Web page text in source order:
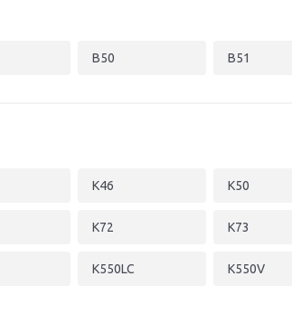
B50 B51
K46 K50
K72 K73
K550LC K550V